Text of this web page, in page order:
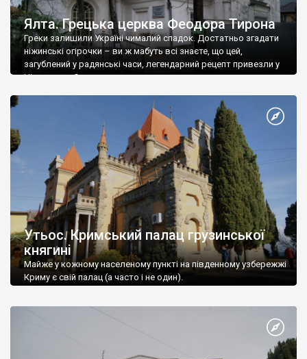
Ялта. Грецька церква Феодора Тирона
Греки залишили Україні чималий спадок. Достатньо згадати
ніжинські огірочки – ви ж мабуть всі знаєте, що цей,
загублений у радянські часи, легендарний рецепт привезли у
Ніжин греки?
Утьос. Кримський палац грузинської
княгині
Майже у кожному населеному пункті на південному узбережжі
Криму є свій палац (а часто і не один).